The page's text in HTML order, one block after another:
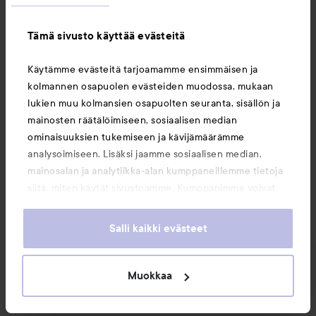
Tämä sivusto käyttää evästeitä
Käytämme evästeitä tarjoamamme ensimmäisen ja
kolmannen osapuolen evästeiden muodossa, mukaan
lukien muu kolmansien osapuolten seuranta, sisällön ja
mainosten räätälöimiseen, sosiaalisen median
ominaisuuksien tukemiseen ja kävijämäärämme
analysoimiseen. Lisäksi jaamme sosiaalisen median,
mainosalan ja analytiikka-alan kumppaneillemme tietoja
heille tai joita on kerätty, kun olet käyttänyt heidän
evästeiden käytön.
Salli kaikki evästeet
Muokkaa
Morphe
NYX PROFESSIONAL
27 €
Suos. hinta 28,90 €
Suositeltu hinta 28,90 €